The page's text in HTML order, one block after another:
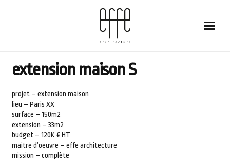
extension maison S
projet – extension maison
lieu – Paris XX
surface – 150m2
extension – 33m2
budget – 120K € HT
maitre d’oeuvre – effe architecture
mission – complète